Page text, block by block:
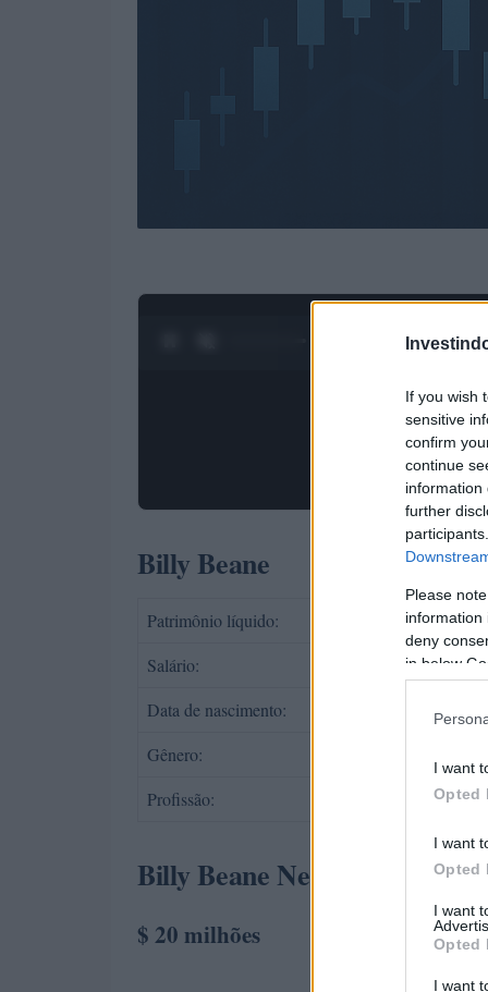
If you wish
sensitive
confirm
continue
information
further
Please
information
deny
in below
I want
Opted
I want
Opted
I want
Opted
I want
1/4
Billy Beane
Patrimônio líquido:
$
Salário:
$
Data de nascimento:
Gênero:
Profissão:
Billy Beane Net Worth:
$ 20 milhões